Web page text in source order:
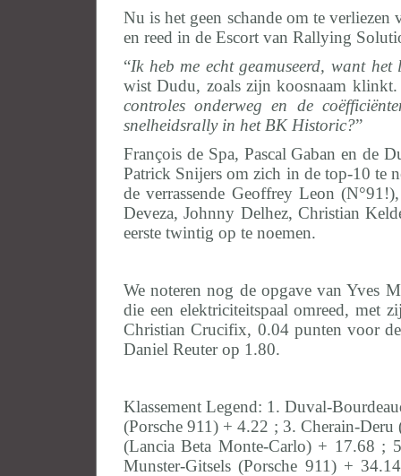
Nu is het geen schande om te
en reed in de Escort van Rallying
“Ik heb me echt geamuseerd, want
wist Dudu, zoals zijn koosnaam klinkt.
controles onderweg en de
snelheidsrally in het BK Historic?”
François de Spa, Pascal Gaban en de
Patrick Snijers om zich in de top-10 te
de verrassende Geoffrey Leon
Deveza, Johnny Delhez, Christian
eerste twintig op te noemen.
We noteren nog de opgave van Yves
die een elektriciteitspaal omreed, met
Christian Crucifix, 0.04 punten voor
Daniel Reuter op 1.80.
Klassement Legend: 1. Duval-
(Porsche 911) + 4.22 ; 3. Cherain-
(Lancia Beta Monte-Carlo) + 17.68 ;
Munster-Gitsels (Porsche 911) +